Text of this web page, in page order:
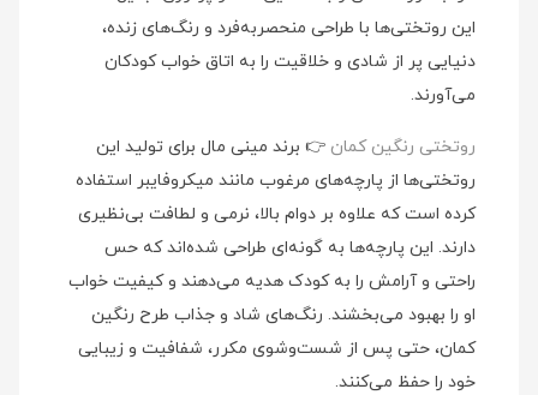
این روتختی‌ها با طراحی منحصربه‌فرد و رنگ‌های زنده،
دنیایی پر از شادی و خلاقیت را به اتاق خواب کودکان
می‌آورند.
روتختی رنگین کمان 👉 برند مینی‌ مال برای تولید این
روتختی‌ها از پارچه‌های مرغوب مانند میکروفایبر استفاده
کرده است که علاوه بر دوام بالا، نرمی و لطافت بی‌نظیری
دارند. این پارچه‌ها به گونه‌ای طراحی شده‌اند که حس
راحتی و آرامش را به کودک هدیه می‌دهند و کیفیت خواب
او را بهبود می‌بخشند. رنگ‌های شاد و جذاب طرح رنگین
کمان، حتی پس از شست‌وشوی مکرر، شفافیت و زیبایی
خود را حفظ می‌کنند.